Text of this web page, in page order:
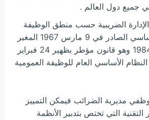
جميع دول العالم .
الضريبية حسب منطق الوظيفة
في 9 مارس 1967
المغير
بمرسوم 28 شتنبر 1984 وهو قانون مؤطر بظهير 24 فبراير
النظام الأساسي العام للوظيفة العمومية
مديرية الضرائب فيمكن التمييز
التي تختص بتدبير الأنظمة